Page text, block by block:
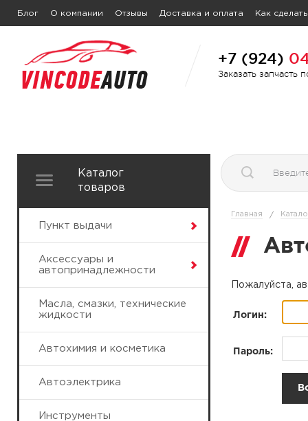
Блог О компании Отзывы Доставка и оплата Как
+7 (924)
Заказать запчасть
Каталог
товаров
Пункт выдачи
Аксессуары и
автопринадлежности
Масла, смазки, технические
жидкости
Автохимия и косметика
Автоэлектрика
Инструменты
Главная /
Пожалуйста,
Логин:
Пароль: